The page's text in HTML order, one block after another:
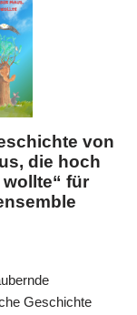
„Abschied
Walde“ für 2
und Klavier
6,90€
komponiert, findet
stimmungsvolles